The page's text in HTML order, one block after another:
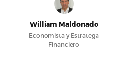
William Maldonado
Economista y Estratega
Financiero